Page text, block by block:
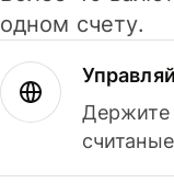
одном счету.
Держите